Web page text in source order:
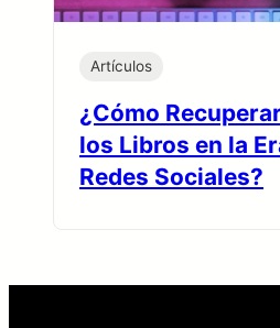
Artículos
¿Cómo
los Libros en la
Redes Sociales?